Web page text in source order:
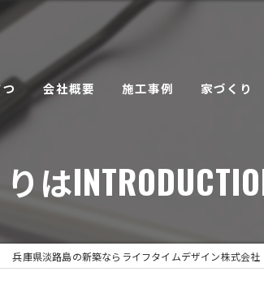
会社概要 施工事例 家づくり
サービス
は
兵庫県淡路島の新築ならライフタイムデザイン株式会社